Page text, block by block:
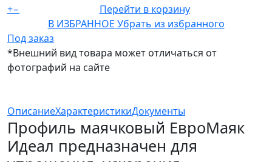
+−
Перейти в корзину
В ИЗБРАННОЕ Убрать из избранного
Под заказ
*Внешний вид товара может отличаться от
фотографий на сайте
ОписаниеХарактеристикиДокументы
Профиль маячковый ЕвроМаяк
Идеал предназначен для